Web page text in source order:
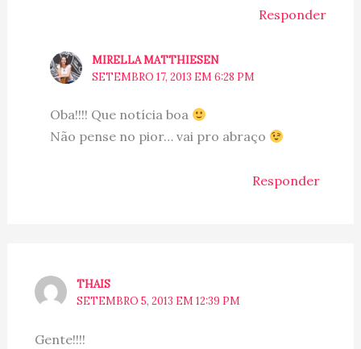
Responder
MIRELLA MATTHIESEN
SETEMBRO 17, 2013 EM 6:28 PM
Oba!!!! Que notícia boa
Não pense no pior… vai pro abraço
Responder
THAIS
SETEMBRO 5, 2013 EM 12:39 PM
Gente!!!!